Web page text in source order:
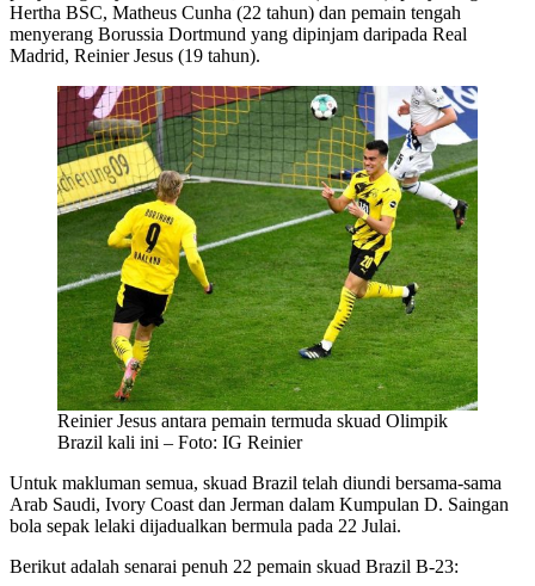
Hertha BSC, Matheus Cunha (22 tahun) dan pemain tengah
menyerang Borussia Dortmund yang dipinjam daripada Real
Madrid, Reinier Jesus (19 tahun).
Reinier Jesus antara pemain termuda skuad Olimpik
Brazil kali ini – Foto: IG Reinier
Untuk makluman semua, skuad Brazil telah diundi bersama-sama
Arab Saudi, Ivory Coast dan Jerman dalam Kumpulan D. Saingan
bola sepak lelaki dijadualkan bermula pada 22 Julai.
Berikut adalah senarai penuh 22 pemain skuad Brazil B-23: